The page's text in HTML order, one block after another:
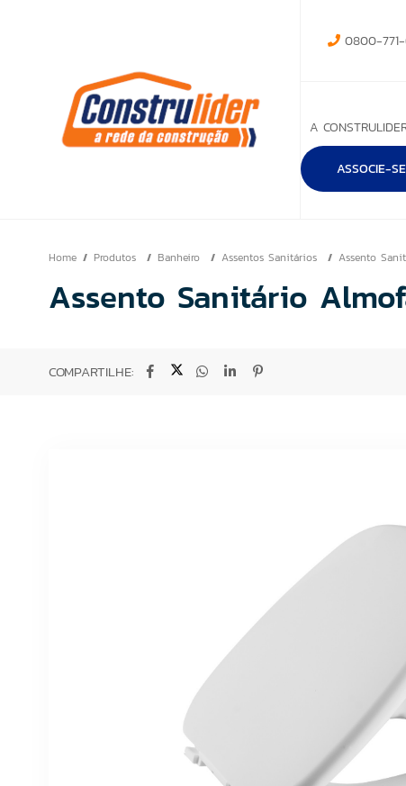
0800-771-
A
ASSOCIE-SE
Home Produtos Banheiro Assentos Sanitários Assento
Assento Sanitário
COMPARTILHE: